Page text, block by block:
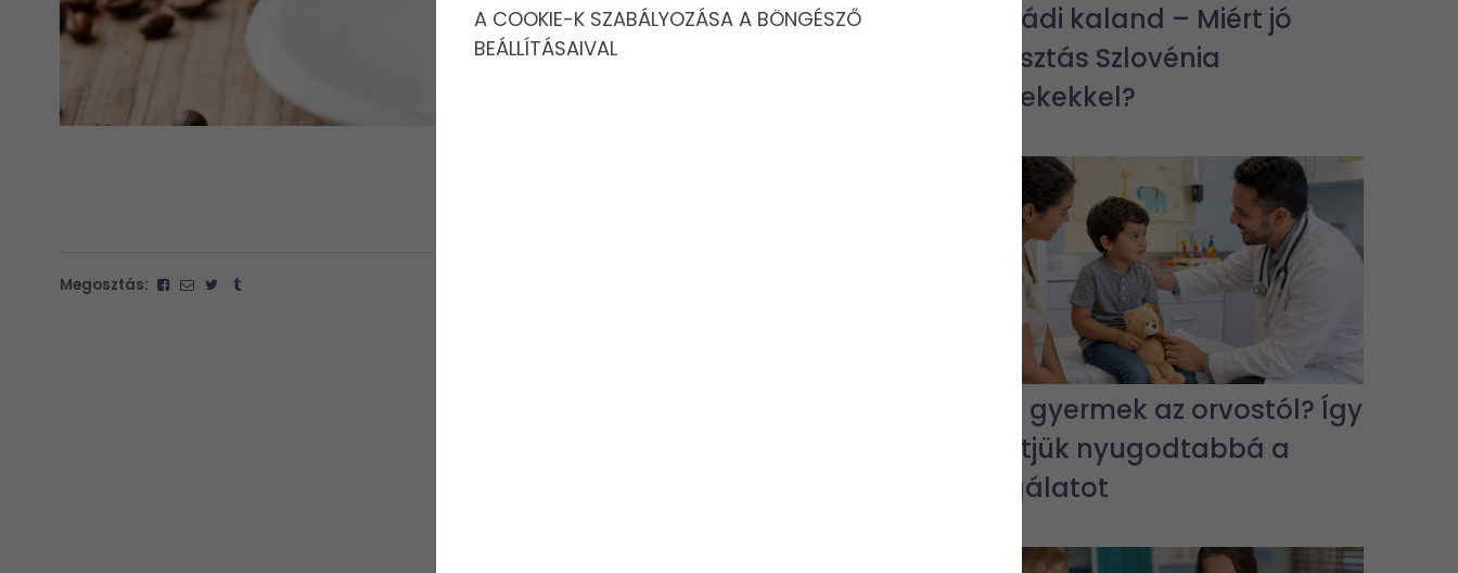
Megosztás:
Családi kaland – Miért jó
választás Szlovénia
gyerekekkel?
Fél a gyermek az orvostól? Így
tehetjük nyugodtabbá a
vizsgálatot
A COOKIE-K SZABÁLYOZÁSA A BÖNGÉSZŐ
BEÁLLÍTÁSAIVAL